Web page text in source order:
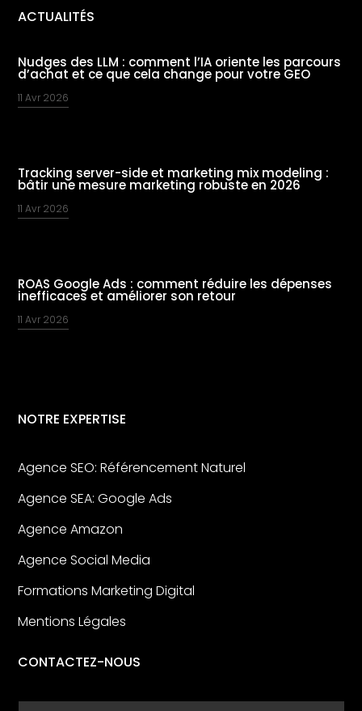
ACTUALITÉS
Nudges des LLM : comment l’IA oriente les parcours
d’achat et ce que cela change pour votre GEO
11 Avr 2026
Tracking server-side et marketing mix modeling :
bâtir une mesure marketing robuste en 2026
11 Avr 2026
ROAS Google Ads : comment réduire les dépenses
inefficaces et améliorer son retour
11 Avr 2026
NOTRE EXPERTISE
Agence SEO: Référencement Naturel
Agence SEA: Google Ads
Agence Amazon
Agence Social Media
Formations Marketing Digital
Mentions Légales
CONTACTEZ-NOUS